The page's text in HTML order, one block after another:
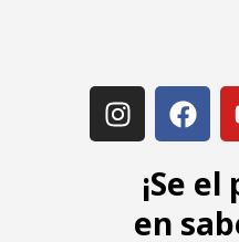
¡Se
en